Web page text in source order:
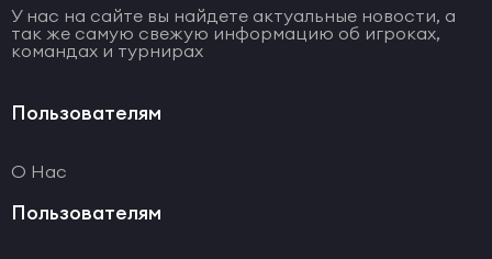
У нас на сайте вы найдете актуальные новости, а
так же самую свежую информацию об игроках,
командах и турнирах
Пользователям
О Нас
Пользователям